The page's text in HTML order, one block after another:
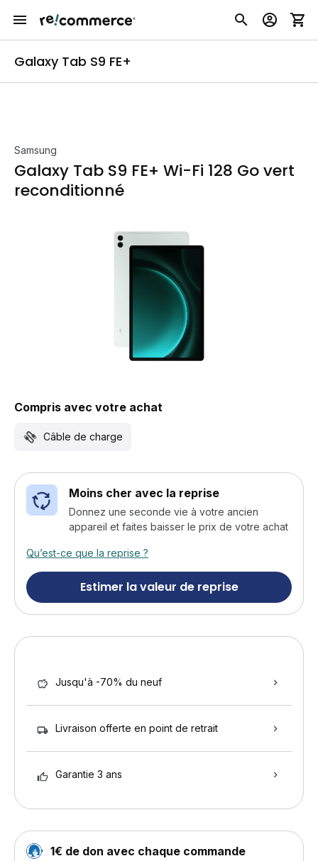
Galaxy Tab S9 FE+
Samsung
Galaxy Tab S9 FE+ Wi-Fi 128 Go vert
reconditionné
Compris avec votre achat
Câble de charge
Moins cher avec la reprise
Donnez une seconde vie à votre ancien
appareil et faites baisser le prix de votre achat
Qu’est-ce que la reprise ?
Estimer la valeur de reprise
Jusqu'à -70% du neuf
Livraison offerte en point de retrait
Garantie 3 ans
1€ de don avec chaque commande